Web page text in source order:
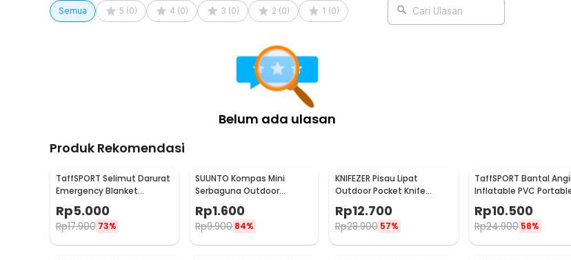
Semua 5 (0) 4 (0) 3 (0) 2 (0) 1 (0) Cari Ulasan
Belum ada ulasan
Produk Rekomendasi
TaffSPORT Selimut Darurat
Emergency Blanket
001
Rp5.000
Rp17.900 73%
SUUNTO Kompas Mini
Serbaguna Outdoor
Camping Hiking for Watch
Strap
Rp1.600
Rp9.900 84%
KNIFEZER Pisau Lipat
Outdoor Pocket Knife
Carabiner - W24
Rp12.700
Rp28.900 57%
TaffSPORT Bantal
Inflatable PVC
H0T019
Rp10.500
Rp24.900 58%